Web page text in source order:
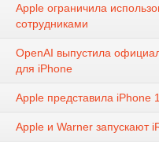
Apple ограничила
сотрудниками
OpenAI выпустила
для iPhone
Apple представила iPhone
Apple и Warner запускают